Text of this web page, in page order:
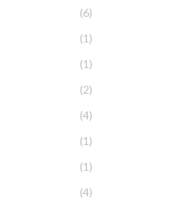
(6)
(1)
(1)
(2)
(4)
(1)
(1)
(4)